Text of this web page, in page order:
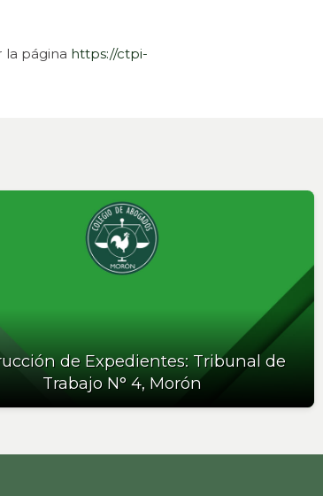
la página https://ctpi-
de Expedientes: Tribunal de
Trabajo N° 4, Morón